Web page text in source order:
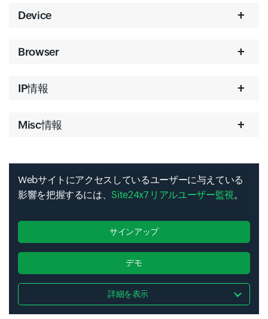
Device
Browser
IP情報
Misc情報
Webサイトにアクセスしているユーザーに与えている
影響を把握するには、 Site24x7 リアルユーザー監視。
サインアップ
デモ
詳細を表示